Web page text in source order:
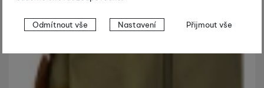
Nastavení souhlasů s kategoriemi
cookies
Technické
Technické
VŽDY AKTIVNÍ
Odmítnout vše Nastavení Přijmout vše